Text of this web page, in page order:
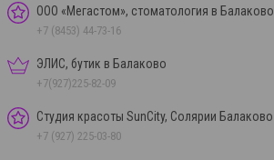
ООО «Мегастом», стоматология в Балаково
+7 (8453) 44-73-16
ЭЛИС, бутик в Балаково
+7(927)225-82-09
Студия красоты SunCity, Солярии Балаково
+7 (927) 225-03-80